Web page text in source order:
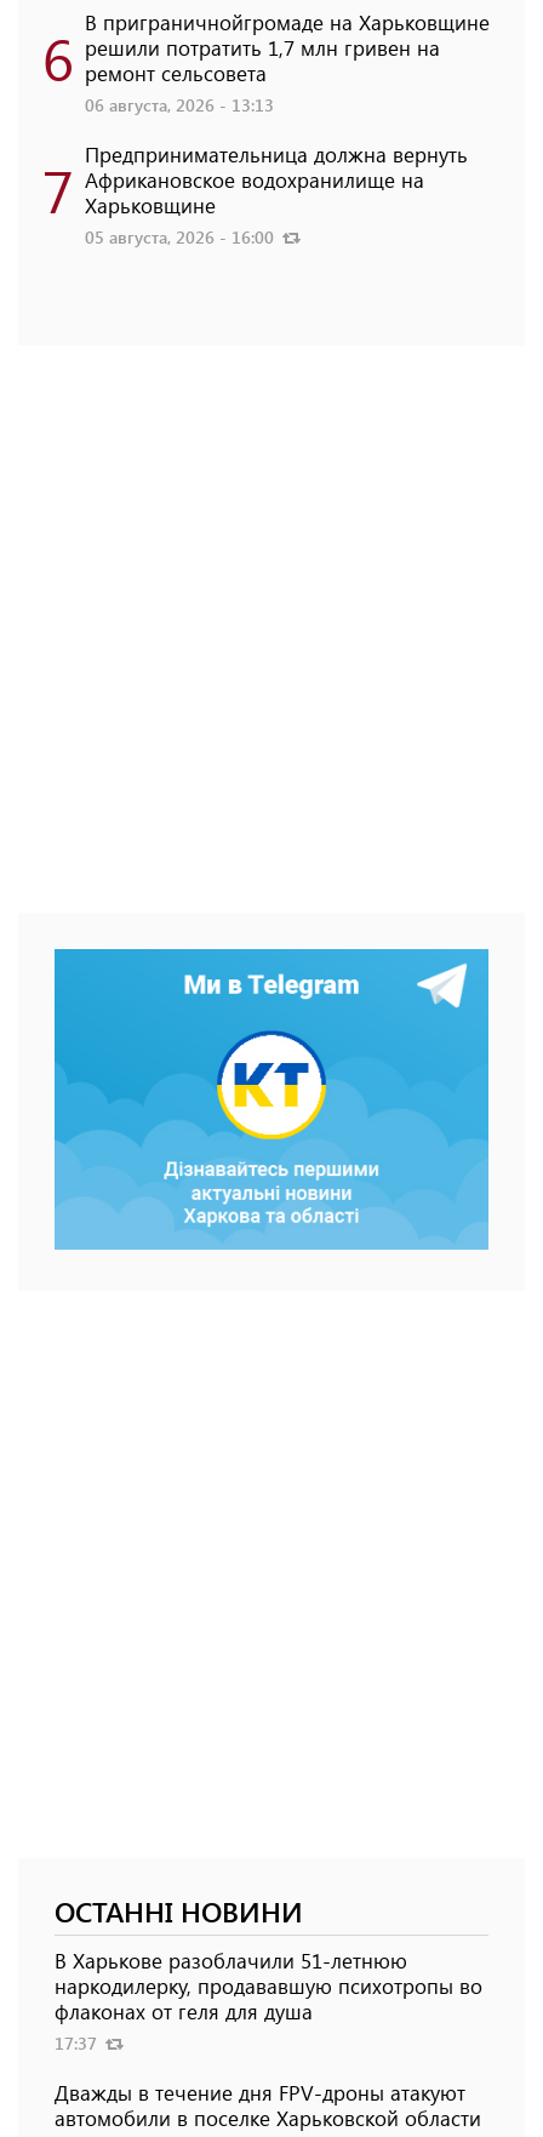
6 В приграничнойгромаде на Харьковщине
решили потратить 1,7 млн ​​гривен на
ремонт сельсовета
06 августа, 2026 - 13:13
7 Предпринимательница должна вернуть
Африкановское водохранилище на
Харьковщине
05 августа, 2026 - 16:00
ОСТАННІ НОВИНИ
В Харькове разоблачили 51-летнюю
наркодилерку, продававшую психотропы во
флаконах от геля для душа
17:37
Дважды в течение дня FPV-дроны атакуют
автомобили в поселке Харьковской области